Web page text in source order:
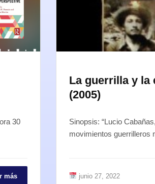
30
más
La guerrilla y la
(2005)
Sinopsis: “Lucio
movimientos guerrilleros
junio 27, 2022